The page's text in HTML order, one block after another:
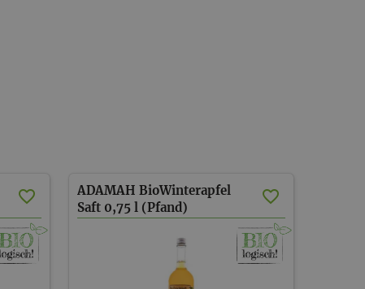
ADAMAH BioWinterapfel
Saft 0,75 l (Pfand)